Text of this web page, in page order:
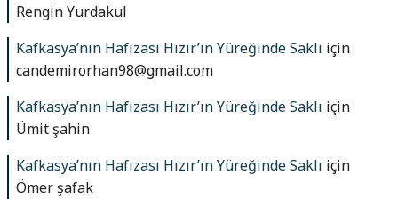
Rengin Yurdakul
Kafkasya’nın Hafızası Hızır’ın Yüreğinde Saklı için
candemirorhan98@gmail.com
Kafkasya’nın Hafızası Hızır’ın Yüreğinde Saklı için
Ümit şahin
Kafkasya’nın Hafızası Hızır’ın Yüreğinde Saklı için
Ömer şafak